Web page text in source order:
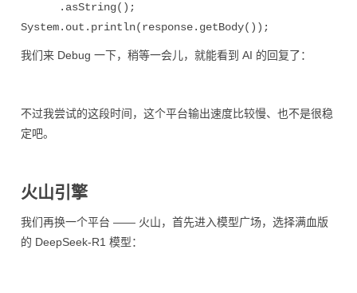
. asString();
System. out. println(response. getBody());
我们来 Debug 一下，稍等一会儿，就能看到 AI 的回复了：
不过我尝试的这段时间，这个平台输出速度比较慢、也不是很稳
定吧。
火山引擎
我们再换一个平台 —— 火山，首先进入模型广场，选择满血版
的 DeepSeek-R1 模型：